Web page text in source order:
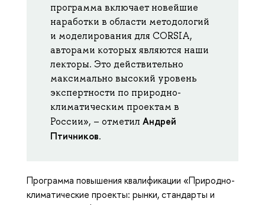
программа включает новейшие
наработки в области методологий
и моделирования для CORSIA,
авторами которых являются наши
лекторы. Это действительно
максимально высокий уровень
экспертности по природно-
климатическим проектам в
России», – отметил Андрей
Птичников.
Программа повышения квалификации «Природно-
климатические проекты: рынки, стандарты и